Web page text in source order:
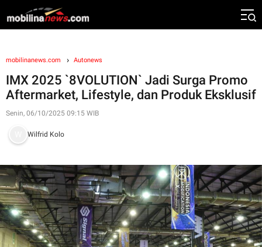
mobilinanews.com Autonews
IMX 2025 `8VOLUTION` Jadi Surga Promo
Aftermarket, Lifestyle, dan Produk Eksklusif
Senin, 06/10/2025 09:15 WIB
Wilfrid Kolo